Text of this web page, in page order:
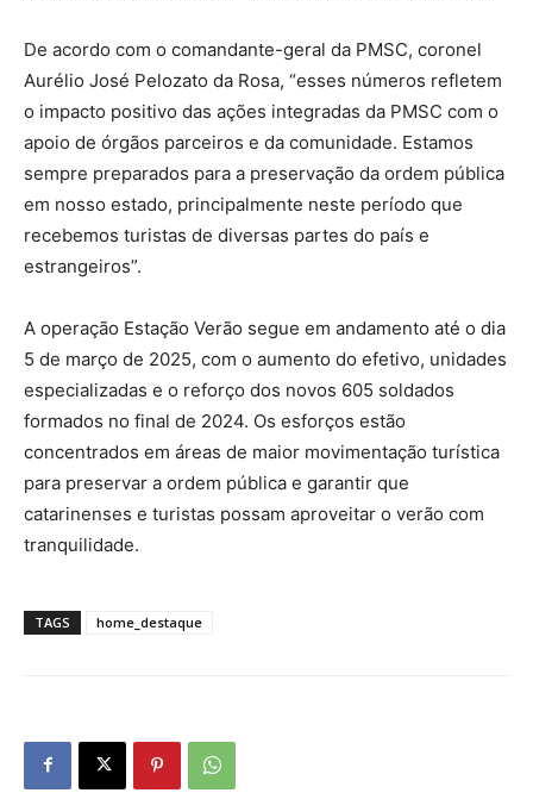
De acordo com o comandante-geral da PMSC, coronel
Aurélio José Pelozato da Rosa, “esses números refletem
o impacto positivo das ações integradas da PMSC com o
apoio de órgãos parceiros e da comunidade. Estamos
sempre preparados para a preservação da ordem pública
em nosso estado, principalmente neste período que
recebemos turistas de diversas partes do país e
estrangeiros”.
A operação Estação Verão segue em andamento até o dia
5 de março de 2025, com o aumento do efetivo, unidades
especializadas e o reforço dos novos 605 soldados
formados no final de 2024. Os esforços estão
concentrados em áreas de maior movimentação turística
para preservar a ordem pública e garantir que
catarinenses e turistas possam aproveitar o verão com
tranquilidade.
TAGS home_destaque